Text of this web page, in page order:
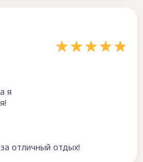
я
отличный отдых!